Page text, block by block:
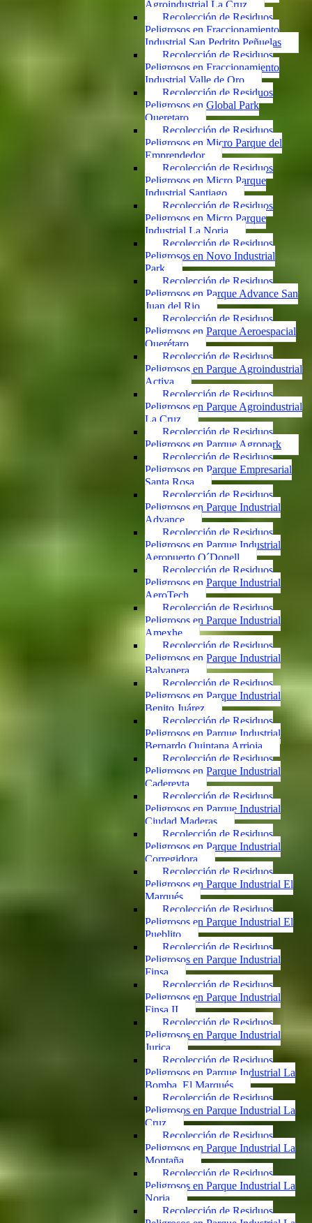
Agroindustrial La Cruz
Recolección de Residuos
Peligrosos en Fraccionamiento
Industrial San Pedrito Peñuelas
Recolección de Residuos
Peligrosos en Fraccionamiento
Industrial Valle de Oro
Recolección de Residuos
Peligrosos en Global Park
Queretaro
Recolección de Residuos
Peligrosos en Micro Parque del
Emprendedor
Recolección de Residuos
Peligrosos en Micro Parque
Industrial Santiago
Recolección de Residuos
Peligrosos en Micro Parque
Industrial La Noria
Recolección de Residuos
Peligrosos en Novo Industrial
Park
Recolección de Residuos
Peligrosos en Parque Advance San
Juan del Rio
Recolección de Residuos
Peligrosos en Parque Aeroespacial
Querétaro
Recolección de Residuos
Peligrosos en Parque Agroindustrial
Activa
Recolección de Residuos
Peligrosos en Parque Agroindustrial
La Cruz
Recolección de Residuos
Peligrosos en Parque Agropark
Recolección de Residuos
Peligrosos en Parque Empresarial
Santa Rosa
Recolección de Residuos
Peligrosos en Parque Industrial
Advance
Recolección de Residuos
Peligrosos en Parque Industrial
Aeropuerto O´Donell
Recolección de Residuos
Peligrosos en Parque Industrial
AeroTech
Recolección de Residuos
Peligrosos en Parque Industrial
Amexhe
Recolección de Residuos
Peligrosos en Parque Industrial
Balvanera
Recolección de Residuos
Peligrosos en Parque Industrial
Benito Juárez
Recolección de Residuos
Peligrosos en Parque Industrial
Bernardo Quintana Arrioja
Recolección de Residuos
Peligrosos en Parque Industrial
Cadereyta
Recolección de Residuos
Peligrosos en Parque Industrial
Ciudad Maderas
Recolección de Residuos
Peligrosos en Parque Industrial
Corregidora
Recolección de Residuos
Peligrosos en Parque Industrial El
Marqués
Recolección de Residuos
Peligrosos en Parque Industrial El
Pueblito
Recolección de Residuos
Peligrosos en Parque Industrial
Finsa
Recolección de Residuos
Peligrosos en Parque Industrial
Finsa II
Recolección de Residuos
Peligrosos en Parque Industrial
Jurica
Recolección de Residuos
Peligrosos en Parque Industrial La
Bomba, El Marqués
Recolección de Residuos
Peligrosos en Parque Industrial La
Cruz
Recolección de Residuos
Peligrosos en Parque Industrial La
Montaña
Recolección de Residuos
Peligrosos en Parque Industrial La
Noria
Recolección de Residuos